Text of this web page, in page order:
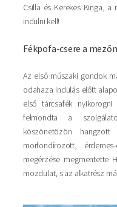
Csilla és Kerekes Kinga,
indulni kell!
Fékpofa-csere a mezőn
Az első műszaki gondok
odahaza indulás előtt
első tárcsafék
felmondta a
köszönetözön
morfondírozott,
megérzése megmentette
mozdulat, s az alkatrész